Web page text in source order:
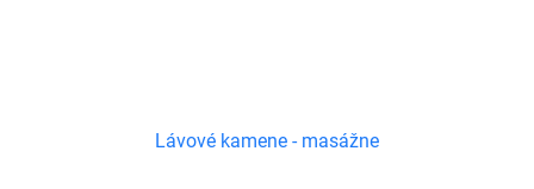
Lávové kamene - masážne